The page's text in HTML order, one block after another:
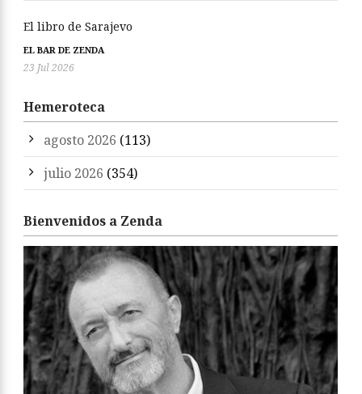
El libro de Sarajevo
EL BAR DE ZENDA
23 Jul 2026
Hemeroteca
agosto 2026 (113)
julio 2026 (354)
Bienvenidos a Zenda